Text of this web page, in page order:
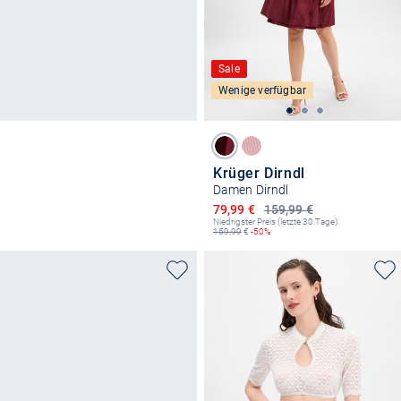
Sale
Wenige verfügbar
Krüger Dirndl
Damen Dirndl
159,99 €
Ermäßigter Preis
79,99 €
Niedrigster Preis (letzte 30 Tage):
159,99€ -50%